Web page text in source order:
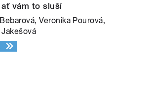
vám to sluší
Veronika Pourová,